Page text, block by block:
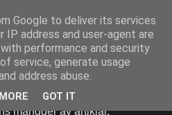
-
500 (!) inlägg med fokus på hur
mängder av artiklar,
Google to deliver its services
IP address and user-agent are
performance and security
service, generate usage
address abuse.
GOT IT